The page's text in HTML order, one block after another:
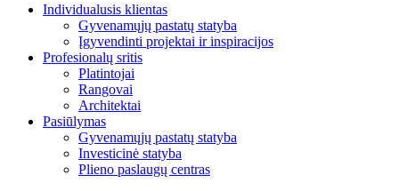
Individualusis klientas
Gyvenamųjų pastatų statyba
Įgyvendinti projektai ir inspiracijos
Profesionalų sritis
Platintojai
Rangovai
Architektai
Pasiūlymas
Gyvenamųjų pastatų statyba
Investicinė statyba
Plieno paslaugų centras